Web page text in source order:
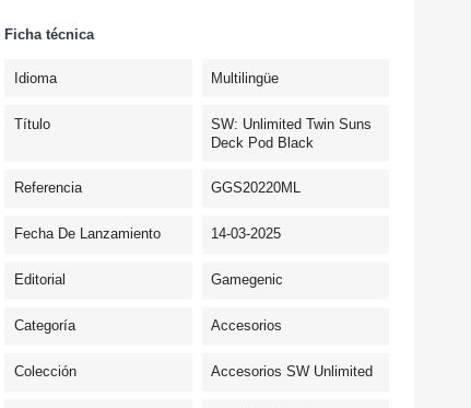
Ficha técnica
Idioma Multilingüe
Título
SW: Unlimited Twin Suns
Deck Pod Black
Referencia GGS20220ML
Fecha De Lanzamiento 14-03-2025
Editorial Gamegenic
Categoría Accesorios
Colección Accesorios SW Unlimited